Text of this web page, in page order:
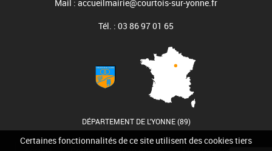
Certaines fonctionnalités de ce site utilisent des cookies tiers
Mail : accueilmairie@courtois-sur-yonne.fr
Tél. : 03 86 97 01 65
DÉPARTEMENT DE L'YONNE (89)